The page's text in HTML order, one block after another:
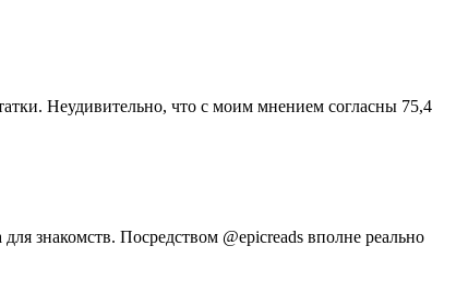
Неудивительно, что с моим мнением согласны 75,4
знакомств. Посредством @epicreads вполне реально